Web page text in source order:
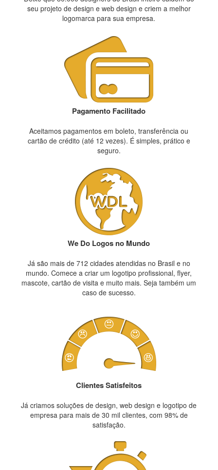
seu projeto de design e web design e criem a melhor
logomarca para sua empresa.
Pagamento Facilitado
Aceitamos pagamentos em boleto, transferência ou
cartão de crédito (até 12 vezes). É simples, prático e
seguro.
We Do Logos no Mundo
Já são mais de 712 cidades atendidas no Brasil e no
mundo. Comece a criar um logotipo profissional, flyer,
mascote, cartão de visita e muito mais. Seja também um
caso de sucesso.
Clientes Satisfeitos
Já criamos soluções de design, web design e logotipo de
empresa para mais de 30 mil clientes, com 98% de
satisfação.